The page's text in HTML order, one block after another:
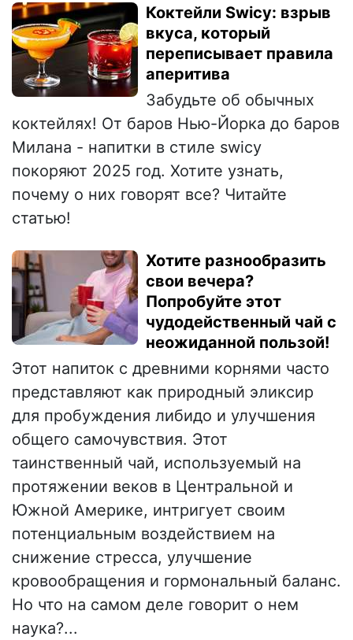
Коктейли Swicy: взрыв
вкуса, который
переписывает правила
аперитива
Забудьте об обычных
коктейлях! От баров Нью-Йорка до баров
Милана - напитки в стиле swicy
покоряют 2025 год. Хотите узнать,
почему о них говорят все? Читайте
статью!
Хотите разнообразить
свои вечера?
Попробуйте этот
чудодейственный чай с
неожиданной пользой!
Этот напиток с древними корнями часто
представляют как природный эликсир
для пробуждения либидо и улучшения
общего самочувствия. Этот
таинственный чай, используемый на
протяжении веков в Центральной и
Южной Америке, интригует своим
потенциальным воздействием на
снижение стресса, улучшение
кровообращения и гормональный баланс.
Но что на самом деле говорит о нем
наука?...